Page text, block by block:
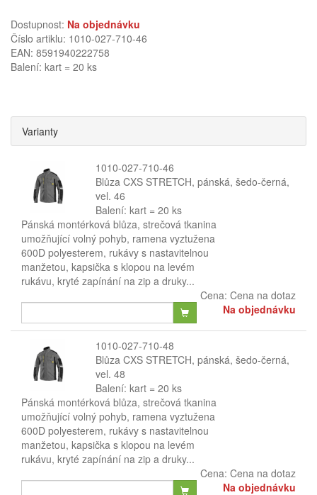
Dostupnost: Na objednávku
Číslo artiklu: 1010-027-710-46
EAN: 8591940222758
Balení: kart = 20 ks
Varianty
1010-027-710-46
Blůza CXS STRETCH, pánská, šedo-černá,
vel. 46
Balení: kart = 20 ks
Pánská montérková blůza, strečová tkanina
umožňující volný pohyb, ramena vyztužena
600D polyesterem, rukávy s nastavitelnou
manžetou, kapsička s klopou na levém
rukávu, kryté zapínání na zip a druky...
Cena: Cena na dotaz
Na objednávku
1010-027-710-48
Blůza CXS STRETCH, pánská, šedo-černá,
vel. 48
Balení: kart = 20 ks
Pánská montérková blůza, strečová tkanina
umožňující volný pohyb, ramena vyztužena
600D polyesterem, rukávy s nastavitelnou
manžetou, kapsička s klopou na levém
rukávu, kryté zapínání na zip a druky...
Cena: Cena na dotaz
Na objednávku